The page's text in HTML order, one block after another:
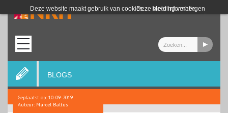
Deze website maakt gebruik van cookies. Meer informatie
Deze melding verbergen
Login
BLOGS
Geplaatst op: 10-09-2019
Auteur: Marcel Baltus